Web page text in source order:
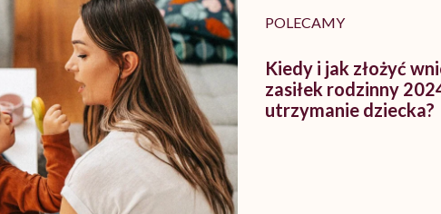
POLECAMY
Kiedy i jak złożyć
zasiłek rodzinny
utrzymanie dziecka?